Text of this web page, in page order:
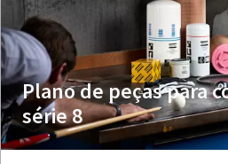
Plano de peças para
série 8